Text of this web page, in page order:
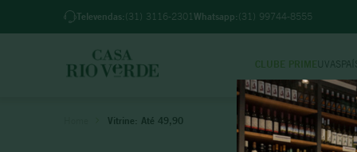
Televendas: (31) 3116-2301 Whatsapp: (31) 99744-8555
CLUBE PRIME UVAS
Vitrine: Até 49,90 1º